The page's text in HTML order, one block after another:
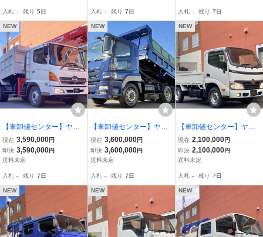
入札 - 残り 5日 入札 - 残り 7日 入札 - 残り 7日
NEW
【車卸値センター】ヤフ
オク特価!レンジャー 新明
和製土砂禁深ダンプ RC3
段クレーン付 約9.8立米
現在 3,590,000円
即決 3,590,000円
送料未定
入札 - 残り 7日
NEW
【車卸値センター】ヤフ
オク特価!スーパーグレー
ト トーホー ダンプ 積載9
トン 2デフ 5.1m 電動コボ
現在 3,600,000円
即決 3,600,000円
送料未定
入札 - 残り 7日
NEW
【車卸値センター】ヤフ
オク特価!トヨエース垂直
パワーゲート 4WD 積載1
650kg
現在 2,100,000円
即決 2,100,000円
送料未定
入札 - 残り 7日
NEW NEW NEW